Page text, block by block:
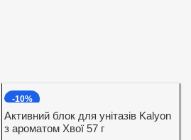
-10%
Активний блок для унітазів Kalyon
з ароматом Хвої 57 г